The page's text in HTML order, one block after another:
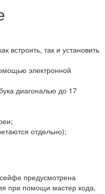
встроить, так и установить
электронной
диагональю до 17
отдельно);
предусмотрена
при помощи мастер кода,